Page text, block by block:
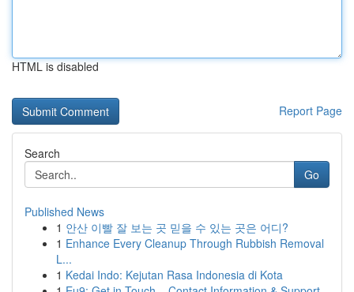
HTML is disabled
Report Page
Search
Go
Published News
1 안산 이빨 잘 보는 곳 믿을 수 있는 곳은 어디?
1 Enhance Every Cleanup Through Rubbish Removal
L...
1 Kedai Indo: Kejutan Rasa Indonesia di Kota